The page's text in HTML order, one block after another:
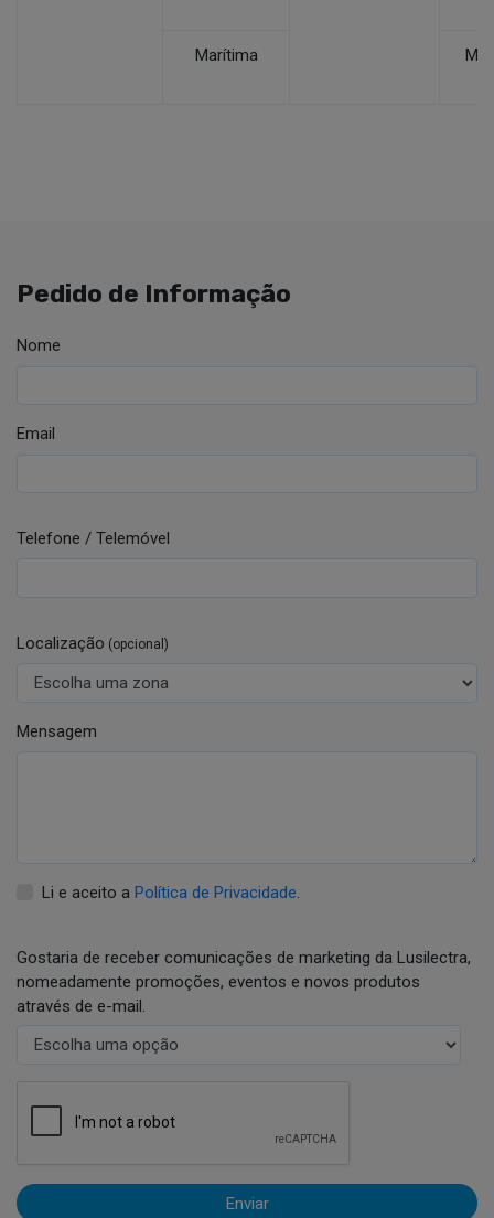
Marítima
Pedido de Informação
Nome
Email
Telefone / Telemóvel
Localização (opcional)
Mensagem
Li e aceito a Política de Privacidade
Gostaria de receber comunicações de marketing da Lusilectra,
nomeadamente promoções, eventos e novos produtos
através de e-mail.
Enviar